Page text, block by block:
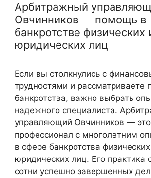
Арбитражный
Овчинников — помощь в
банкротстве физических
юридических лиц
Если вы столкнулись с
трудностями и рассматриваете
банкротства, важно выбрать
надежного специалиста.
управляющий Овчинников — это
профессионал с многолетним
в сфере банкротства
юридических лиц. Его практика
сотни успешно завершенных